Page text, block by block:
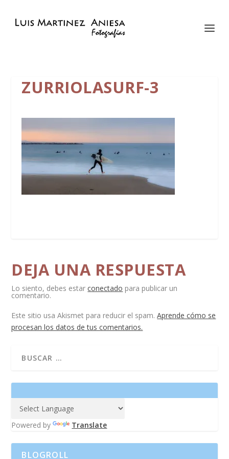
ZURRIOLASURF-3
DEJA UNA RESPUESTA
Lo siento, debes estarconectado para publicar un
comentario.
Este sitio usa Akismet para reducir el spam.Aprende cómo se
procesan los datos de tus comentarios.
Powered by Translate
BLOGROLL